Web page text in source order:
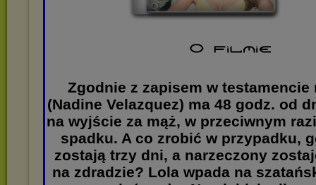
Zgodnie z zapisem w testamencie
(Nadine Velazquez) ma 48 godz. od
na wyjście za mąż, w przeciwnym
spadku. A co zrobić w przypadku,
zostają trzy dni, a narzeczony
na zdradzie? Lola wpada na